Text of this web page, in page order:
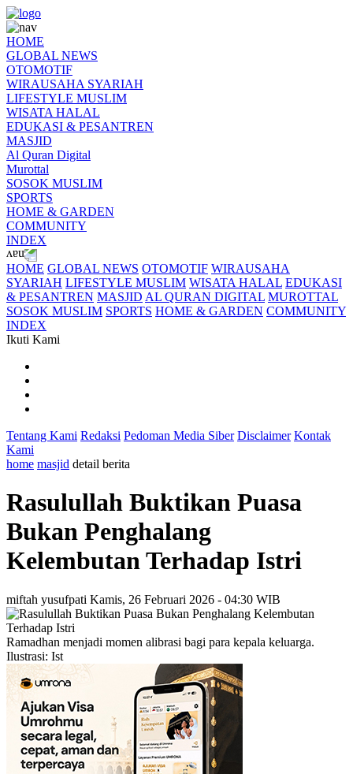
HOME
GLOBAL NEWS
OTOMOTIF
WIRAUSAHA SYARIAH
LIFESTYLE MUSLIM
WISATA HALAL
EDUKASI & PESANTREN
MASJID
Al Quran Digital
Murottal
SOSOK MUSLIM
SPORTS
HOME & GARDEN
COMMUNITY
INDEX
HOME GLOBAL NEWS OTOMOTIF WIRAUSAHA
SYARIAH LIFESTYLE MUSLIM WISATA HALAL EDUKASI
& PESANTREN MASJID AL QURAN DIGITAL MUROTTAL
SOSOK MUSLIM SPORTS HOME & GARDEN COMMUNITY
INDEX
Ikuti Kami
Tentang Kami Redaksi Pedoman Media Siber Disclaimer Kontak
Kami
home masjid detail berita
Rasulullah Buktikan Puasa
Bukan Penghalang
Kelembutan Terhadap Istri
miftah yusufpati Kamis, 26 Februari 2026 - 04:30 WIB
Ramadhan menjadi momen alibrasi bagi para kepala keluarga.
Ilustrasi: Ist